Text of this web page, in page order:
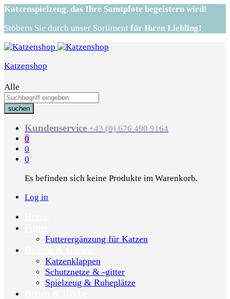
Katzenspielzeug, das Ihre Samtpfote begeistern wird!
Stöbern Sie durch unser Sortiment für Ihren Liebling!
Katzenshop
Alle
suchen
Kundenservice +43 (0) 676 490 9164
0
0
0
Es befinden sich keine Produkte im Warenkorb.
Log in
Futterergänzung für Katzen
Katzenklappen
Schutznetze & -gitter
Spielzeug & Ruheplätze